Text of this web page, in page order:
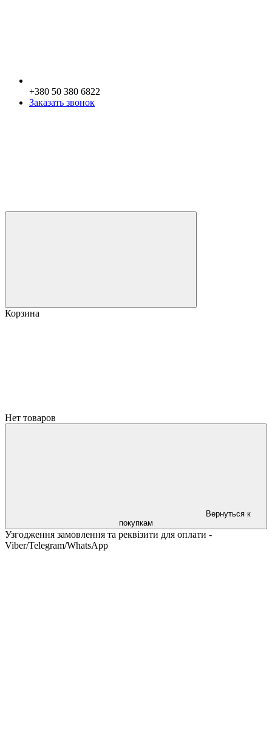
+380 50 380 6822
Заказать звонок
Корзина
Нет товаров
Вернуться к
покупкам
Узгодження замовлення та реквізити для оплати -
Viber/Telegram/WhatsApp